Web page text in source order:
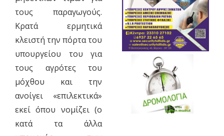
τους παραγωγούς.
Κρατά ερμητικά
κλειστή την πόρτα του
υπουργείου του για
τους αγρότες του
μόχθου και την
ανοίγει «επιλεκτικά»
εκεί όπου νομίζει (ο
κατά τα άλλα